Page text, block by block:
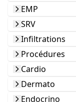
EMP
SRV
Infiltrations
Procédures
Cardio
Dermato
Endocrino